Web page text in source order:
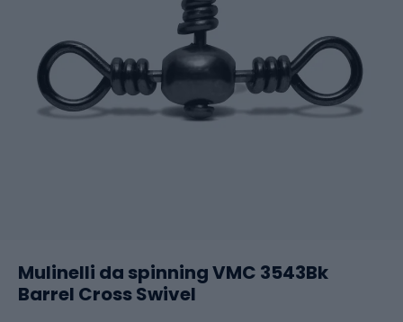
Mulinelli da spinning VMC 3543Bk
Barrel Cross Swivel